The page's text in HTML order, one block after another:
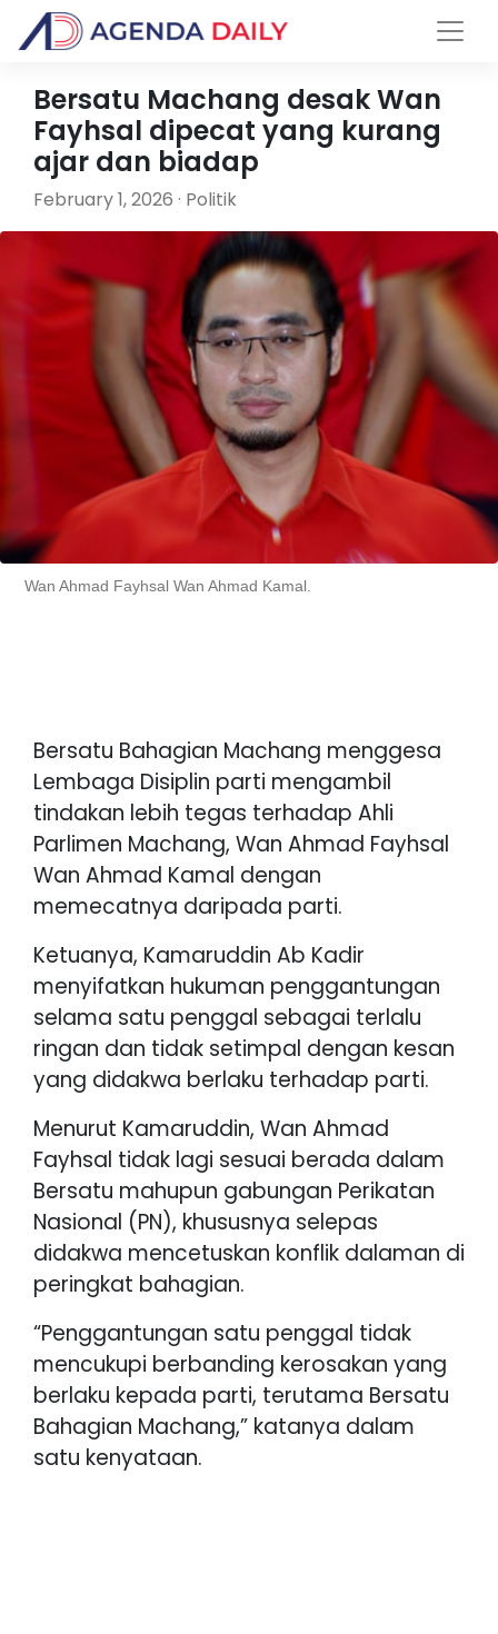
Bersatu Machang desak Wan
Fayhsal dipecat yang kurang
ajar dan biadap
February 1, 2026 · Politik
Wan Ahmad Fayhsal Wan Ahmad Kamal.
Bersatu Bahagian Machang menggesa
Lembaga Disiplin parti mengambil
tindakan lebih tegas terhadap Ahli
Parlimen Machang, Wan Ahmad Fayhsal
Wan Ahmad Kamal dengan
memecatnya daripada parti.
Ketuanya, Kamaruddin Ab Kadir
menyifatkan hukuman penggantungan
selama satu penggal sebagai terlalu
ringan dan tidak setimpal dengan kesan
yang didakwa berlaku terhadap parti.
Menurut Kamaruddin, Wan Ahmad
Fayhsal tidak lagi sesuai berada dalam
Bersatu mahupun gabungan Perikatan
Nasional (PN), khususnya selepas
didakwa mencetuskan konflik dalaman di
peringkat bahagian.
“Penggantungan satu penggal tidak
mencukupi berbanding kerosakan yang
berlaku kepada parti, terutama Bersatu
Bahagian Machang,” katanya dalam
satu kenyataan.